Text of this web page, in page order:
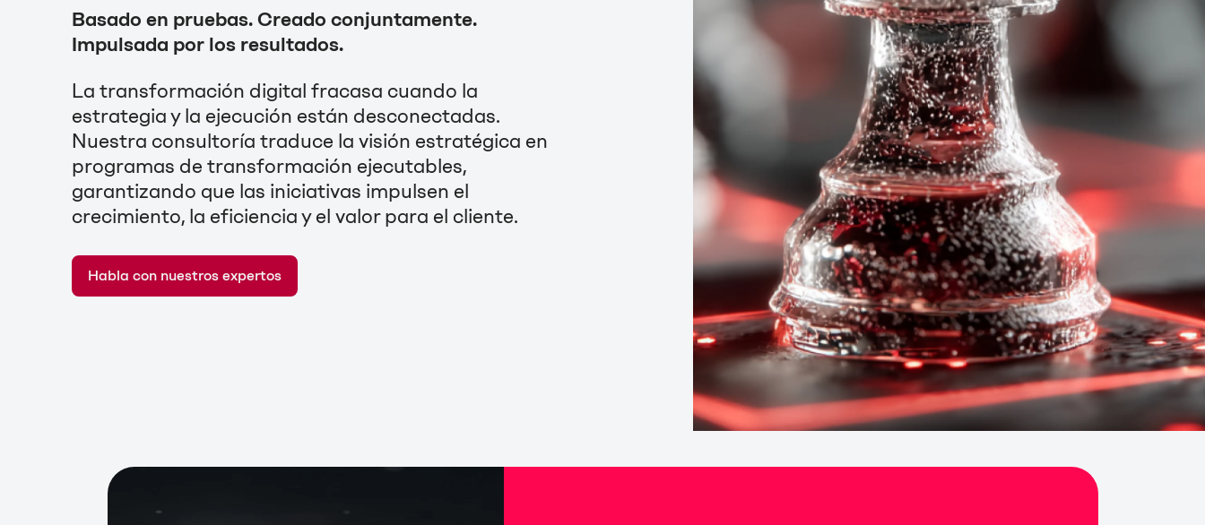
Basado en pruebas. Creado conjuntamente.
Impulsada por los resultados.
La transformación digital fracasa cuando la
estrategia y la ejecución están desconectadas.
Nuestra consultoría traduce la visión estratégica en
programas de transformación ejecutables,
garantizando que las iniciativas impulsen el
crecimiento, la eficiencia y el valor para el cliente.
Habla con nuestros expertos